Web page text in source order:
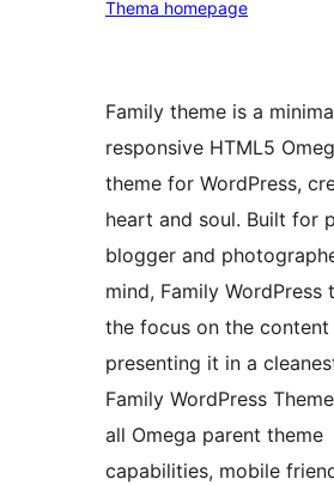
Thema homepage
Family theme is a
responsive HTML5
theme for WordPress,
heart and soul. Built for
blogger and
mind, Family WordPress
the focus on the content
presenting it in a
Family WordPress
all Omega parent theme
capabilities, mobile